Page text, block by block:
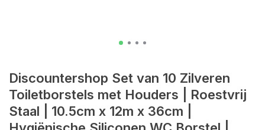
Discountershop Set van 10 Zilveren
Toiletborstels met Houders | Roestvrij
Staal | 10.5cm x 12m x 36cm |